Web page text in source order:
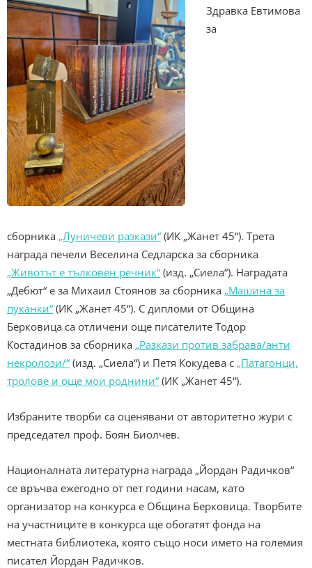
Здравка Евтимова
за
сборника „Луничеви разкази“ (ИК „Жанет 45“). Трета
награда печели Веселина Седларска за сборника
„Животът е тълковен речник“ (изд. „Сиела“). Наградата
„Дебют“ е за Михаил Стоянов за сборника „Машина за
пуканки“ (ИК „Жанет 45“). С дипломи от Община
Берковица са отличени още писателите Тодор
Костадинов за сборника „Разкази против забрава/анти
некролози/“ (изд. „Сиела“) и Петя Кокудева с „Патагонци,
тролове и още мои роднини“ (ИК „Жанет 45“).
Избраните творби са оценявани от авторитетно жури с
председател проф. Боян Биолчев.
Националната литературна награда „Йордан Радичков“
се връчва ежегодно от пет години насам, като
организатор на конкурса е Община Берковица. Творбите
на участниците в конкурса ще обогатят фонда на
местната библиотека, която също носи името на големия
писател Йордан Радичков.